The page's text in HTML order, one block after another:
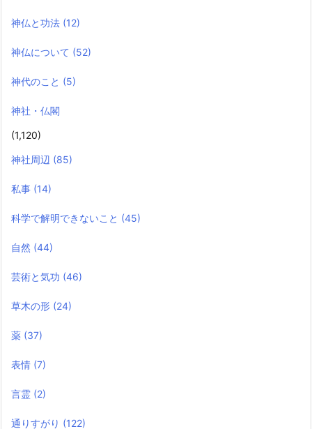
神仏と功法 (12)
神仏について (52)
神代のこと (5)
神社・仏閣
(1,120)
神社周辺 (85)
私事 (14)
科学で解明できないこと (45)
自然 (44)
芸術と気功 (46)
草木の形 (24)
薬 (37)
表情 (7)
言霊 (2)
通りすがり (122)